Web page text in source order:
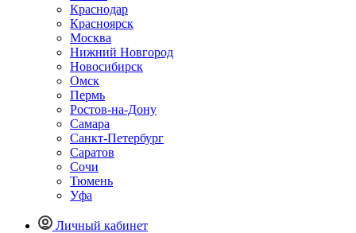
Краснодар
Красноярск
Москва
Нижний Новгород
Новосибирск
Омск
Пермь
Ростов-на-Дону
Самара
Санкт-Петербург
Саратов
Сочи
Тюмень
Уфа
Личный кабинет